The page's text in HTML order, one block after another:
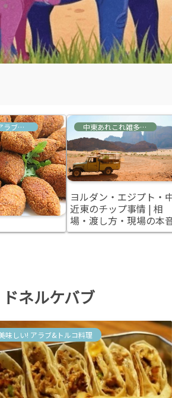
美味しい! アラブ&トルコ料理
ノンの郷土
の肉団子
中東あれこれ雑多な情報
ヨルダン・エジプト・
近東のチップ事情 | 相
場・渡し方・現場の本
ドネルケバブ
味しい! アラブ&トルコ料理